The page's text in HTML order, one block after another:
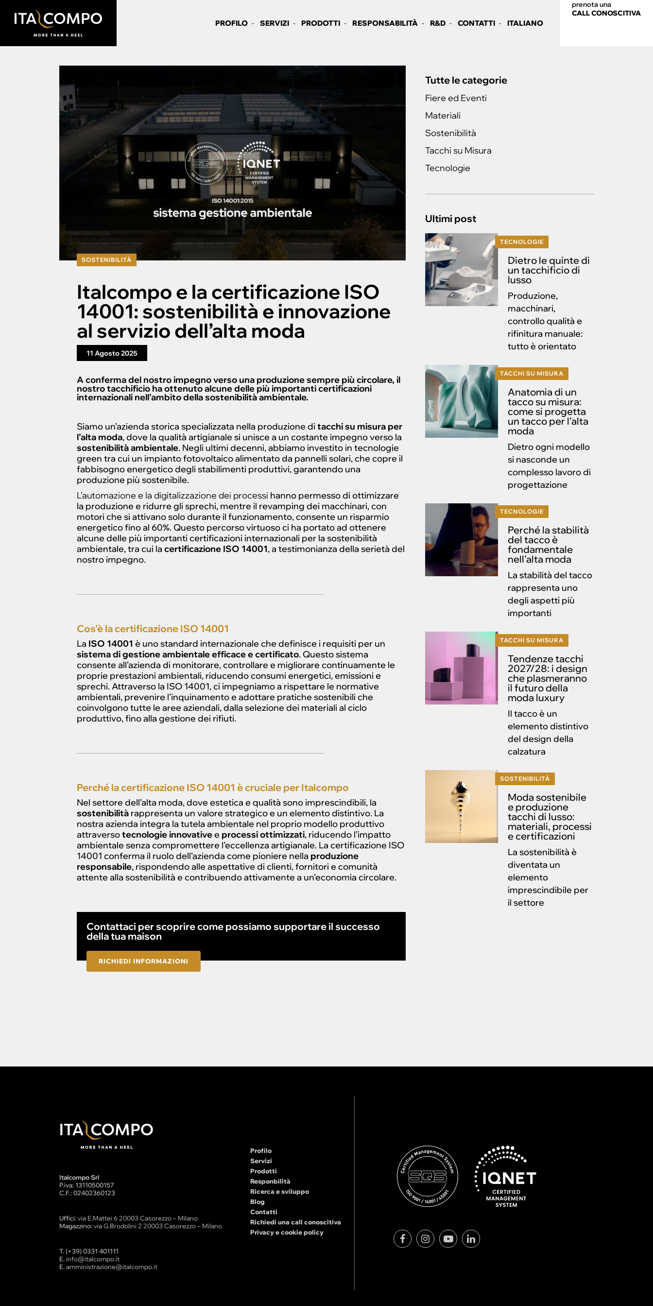
prenota una
CALL CONOSCITIVA
PROFILO SERVIZI PRODOTTI RESPONSABILITÀ R&D CONTATTI ITALIANO
SOSTENIBILITÀ
Italcompo e la certificazione ISO
14001: sostenibilità e innovazione
al servizio dell’alta moda
11 Agosto 2025
A conferma del nostro impegno verso una produzione sempre più circolare, il
nostro tacchificio ha ottenuto alcune delle più importanti certificazioni
internazionali nell’ambito della sostenibilità ambientale.
Siamo un’azienda storica specializzata nella produzione di tacchi su misura per
l’alta moda, dove la qualità artigianale si unisce a un costante impegno verso la
sostenibilità ambientale. Negli ultimi decenni, abbiamo investito in tecnologie
green tra cui un impianto fotovoltaico alimentato da pannelli solari, che copre il
fabbisogno energetico degli stabilimenti produttivi, garantendo una
produzione più sostenibile.
L’automazione e la digitalizzazione dei processi hanno permesso di ottimizzare
la produzione e ridurre gli sprechi, mentre il revamping dei macchinari, con
motori che si attivano solo durante il funzionamento, consente un risparmio
energetico fino al 60%. Questo percorso virtuoso ci ha portato ad ottenere
alcune delle più importanti certificazioni internazionali per la sostenibilità
ambientale, tra cui la certificazione ISO 14001, a testimonianza della serietà del
nostro impegno.
Cos’è la certificazione ISO 14001
La ISO 14001 è uno standard internazionale che definisce i requisiti per un
sistema di gestione ambientale efficace e certificato. Questo sistema
consente all’azienda di monitorare, controllare e migliorare continuamente le
proprie prestazioni ambientali, riducendo consumi energetici, emissioni e
sprechi. Attraverso la ISO 14001, ci impegniamo a rispettare le normative
ambientali, prevenire l’inquinamento e adottare pratiche sostenibili che
coinvolgono tutte le aree aziendali, dalla selezione dei materiali al ciclo
produttivo, fino alla gestione dei rifiuti.
Perché la certificazione ISO 14001 è cruciale per Italcompo
Nel settore dell’alta moda, dove estetica e qualità sono imprescindibili, la
sostenibilitàrappresenta un valore strategico e un elemento distintivo. La
nostra azienda integra la tutela ambientale nel proprio modello produttivo
attraversotecnologie innovativee processi ottimizzati, riducendo l’impatto
ambientale senza compromettere l’eccellenza artigianale. La certificazione ISO
14001 conferma il ruolo dell’azienda come pioniere nella produzione
responsabile, rispondendo alle aspettative di clienti, fornitori e comunità
attente alla sostenibilità e contribuendo attivamente a un’economia circolare.
Contattaci per scoprire come possiamo supportare il successo
della tua maison
RICHIEDI INFORMAZIONI
Tutte le categorie
Fiere ed Eventi
Materiali
Sostenibilità
Tacchi su Misura
Tecnologie
Ultimi post
TECNOLOGIE
Dietro le quinte di
un tacchificio di
lusso
Produzione,
macchinari,
controllo qualità e
rifinitura manuale:
tutto è orientato
TACCHI SU MISURA
Anatomia di un
tacco su misura:
come si progetta
un tacco per l’alta
moda
Dietro ogni modello
si nasconde un
complesso lavoro di
progettazione
TECNOLOGIE
Perché la stabilità
del tacco è
fondamentale
nell’alta moda
La stabilità del tacco
rappresenta uno
degli aspetti più
importanti
TACCHI SU MISURA
Tendenze tacchi
2027/28: i design
che plasmeranno
il futuro della
moda luxury
Il tacco è un
elemento distintivo
del design della
calzatura
SOSTENIBILITÀ
Moda sostenibile
e produzione
tacchi di lusso:
materiali, processi
e certificazioni
La sostenibilità è
diventata un
elemento
imprescindibile per
il settore
Italcompo Srl
P.iva: 13110500157
C.F.: 02402360123
Uffici:via E.Mattei 6 20003 Casorezzo – Milano
Magazzino:via G.Brodolini 2 20003 Casorezzo – Milano
T. (+39) 0331 401111
E. info@italcompo.it
E. amministrazione@italcompo.it
Profilo
Servizi
Prodotti
Responbilità
Ricerca e sviluppo
Blog
Contatti
Richiedi una call conoscitiva
Privacy e cookie policy